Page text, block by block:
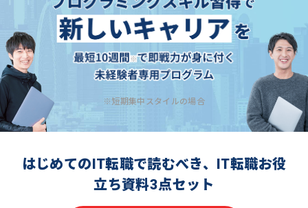
※短期集中スタイルの場合
はじめてのIT転職で読むべき、IT転職お役
立ち資料3点セット